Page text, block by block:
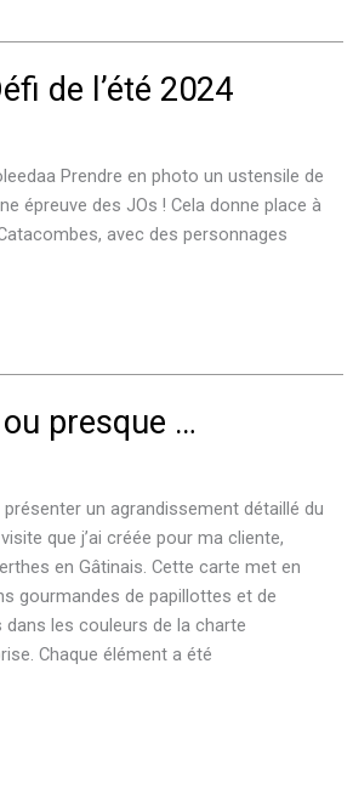
de l’été 2024
Prendre en photo un ustensile de
épreuve des JOs ! Cela donne place à
avec des personnages
presque …
présenter un agrandissement détaillé du
que j’ai créée pour ma cliente,
en Gâtinais. Cette carte met en
gourmandes de papillottes et de
dans les couleurs de la charte
Chaque élément a été